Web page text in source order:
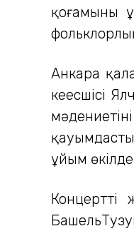
қоғамының
Анкара
кеңесшісі
ұйым
Концертті